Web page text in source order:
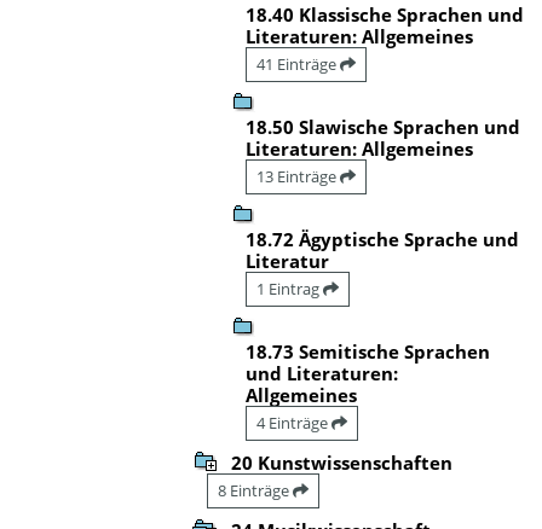
18.40 Klassische Sprachen und
Literaturen: Allgemeines
41 Einträge
18.50 Slawische Sprachen und
Literaturen: Allgemeines
13 Einträge
18.72 Ägyptische Sprache und
Literatur
1 Eintrag
18.73 Semitische Sprachen
und Literaturen:
Allgemeines
4 Einträge
20 Kunstwissenschaften
8 Einträge